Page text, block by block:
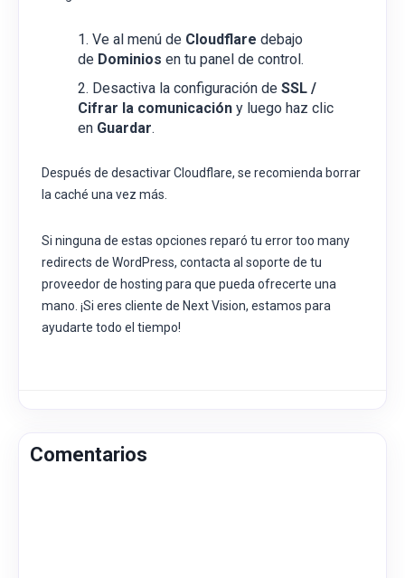
Ve al menú de Cloudflare debajo
de Dominios en tu panel de control.
Desactiva la configuración de SSL /
Cifrar la comunicación y luego haz clic
en Guardar.
Después de desactivar Cloudflare, se recomienda borrar
la caché una vez más.
Si ninguna de estas opciones reparó tu error too many
redirects de WordPress, contacta al soporte de tu
proveedor de hosting para que pueda ofrecerte una
mano. ¡Si eres cliente de Next Vision, estamos para
ayudarte todo el tiempo!
Comentarios